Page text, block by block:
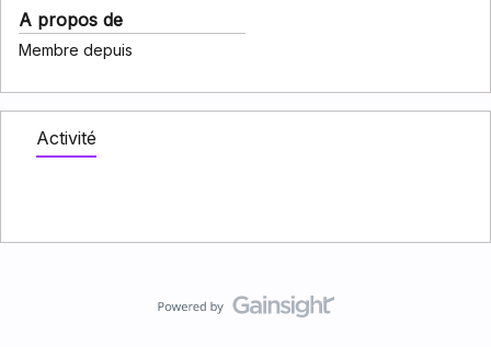
A propos de
Membre depuis
Activité